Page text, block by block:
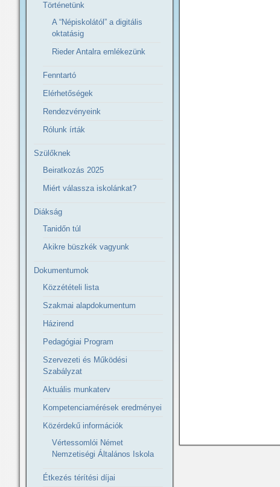
Történetünk
A “Népiskolától” a digitális
oktatásig
Rieder Antalra emlékezünk
Fenntartó
Elérhetőségek
Rendezvényeink
Rólunk írták
Szülőknek
Beiratkozás 2025
Miért válassza iskolánkat?
Diákság
Tanidőn túl
Akikre büszkék vagyunk
Dokumentumok
Közzétételi lista
Szakmai alapdokumentum
Házirend
Pedagógiai Program
Szervezeti és Működési
Szabályzat
Aktuális munkaterv
Kompetenciamérések eredményei
Közérdekű információk
Vértessomlói Német
Nemzetiségi Általános Iskola
Étkezés térítési díjai